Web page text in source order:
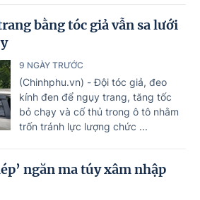
bằng tóc giả vẫn sa lưới
9 NGÀY TRƯỚC
(Chinhphu.vn) - Đội tóc giả, đeo
kính đen để ngụy trang, tăng tốc
bỏ chạy và cố thủ trong ô tô nhằm
trốn tránh lực lượng chức ...
ngăn ma túy xâm nhập